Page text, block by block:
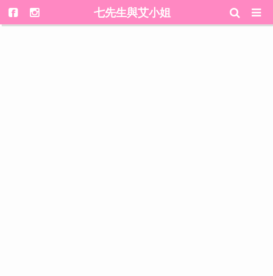
七先生與艾小姐